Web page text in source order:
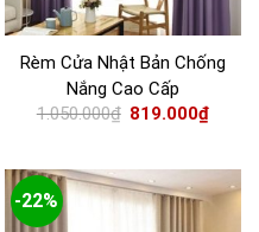
Rèm Cửa Nhật Bản Chống
Nắng Cao Cấp
1.050.000₫ 819.000₫
-22%